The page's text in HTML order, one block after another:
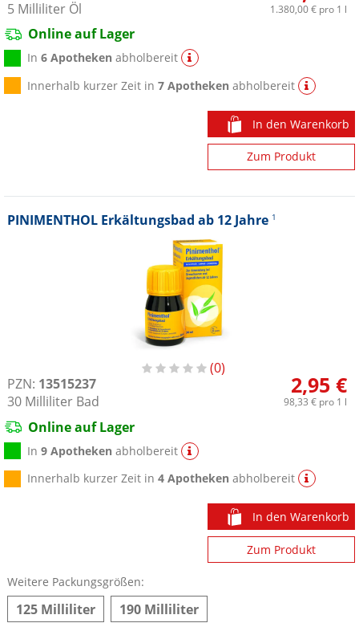
5 Milliliter Öl 1.380,00 €pro 1 l
Online auf Lager
In6 Apotheken abholbereit
Innerhalb kurzer Zeit in7 Apotheken abholbereit
In den Warenkorb
Zum Produkt
PINIMENTHOL Erkältungsbad ab 12 Jahre 1
0
PZN: 13515237
30 Milliliter Bad
2,95 €
98,33 €pro 1 l
Online auf Lager
In9 Apotheken abholbereit
Innerhalb kurzer Zeit in4 Apotheken abholbereit
In den Warenkorb
Zum Produkt
Weitere Packungsgrößen:
125 Milliliter
190 Milliliter